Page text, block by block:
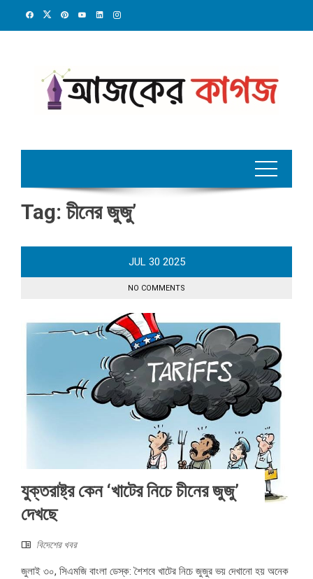
Tag: চীনের জুজু’
JUL 30 2025
NO COMMENTS
যুক্তরাষ্ট্র কেন ‘খাটের নিচে চীনের জুজু’
দেখছে
বিদেশের খবর
জুলাই ৩০, সিএমজি বাংলা ডেস্ক: শৈশবে খাটের নিচে জুজুর ভয় দেখানো হয় অনেক